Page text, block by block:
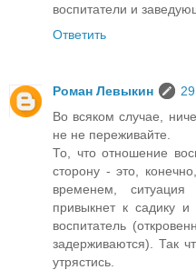
воспитатели и
Ответить
Роман Левыкин
Во всяком случае,
не не переживайте.
То, что отношение
сторону - это,
временем,
привыкнет к садику
воспитатель
задерживаются). Так
утрястись.